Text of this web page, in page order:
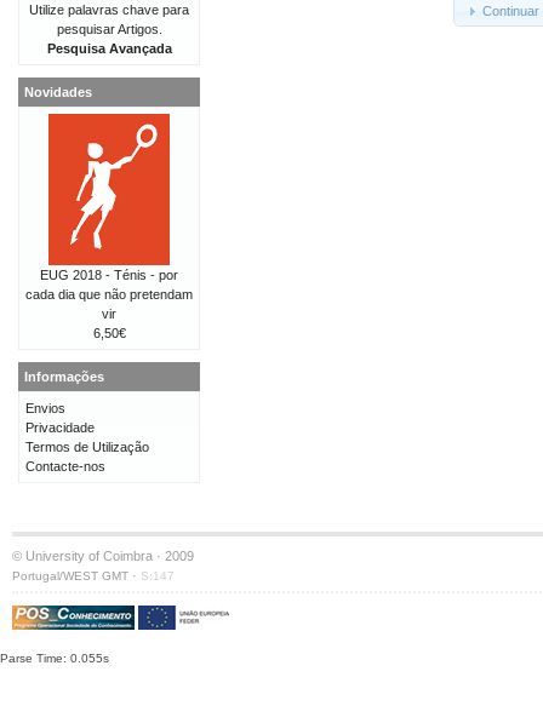
Continuar
Utilize palavras chave para
pesquisar Artigos.
Pesquisa Avançada
Novidades
EUG 2018 - Ténis - por
cada dia que não pretendam
vir
6,50€
Informações
Envios
Privacidade
Termos de Utilização
Contacte-nos
© University of Coimbra · 2009
Portugal/WEST GMT · S:147
Parse Time: 0.055s